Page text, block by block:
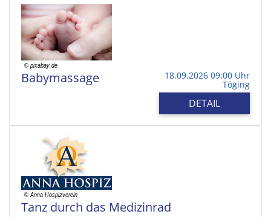
Babymassage 18.09.2026 09:00 Uhr
Töging
DETAIL
Tanz durch das Medizinrad